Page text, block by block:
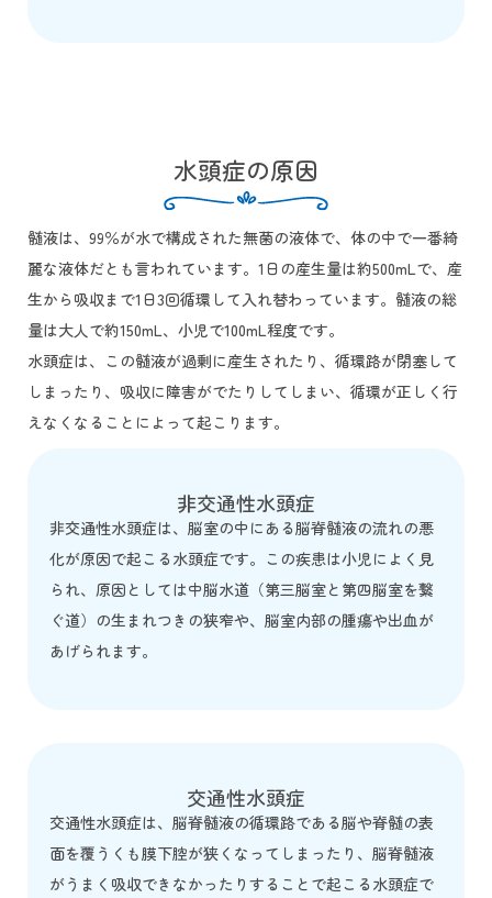
水頭症の原因
髄液は、99％が水で構成された無菌の液体で、体の中で一番綺
麗な液体だとも言われています。1日の産生量は約500mLで、産
生から吸収まで1日3回循環して入れ替わっています。髄液の総
量は大人で約150mL、小児で100mL程度です。
水頭症は、この髄液が過剰に産生されたり、循環路が閉塞して
しまったり、吸収に障害がでたりしてしまい、循環が正しく行
えなくなることによって起こります。
非交通性水頭症
非交通性水頭症は、脳室の中にある脳脊髄液の流れの悪
化が原因で起こる水頭症です。この疾患は小児によく見
られ、原因としては中脳水道（第三脳室と第四脳室を繋
ぐ道）の生まれつきの狭窄や、脳室内部の腫瘍や出血が
あげられます。
交通性水頭症
交通性水頭症は、脳脊髄液の循環路である脳や脊髄の表
面を覆うくも膜下腔が狭くなってしまったり、脳脊髄液
がうまく吸収できなかったりすることで起こる水頭症で